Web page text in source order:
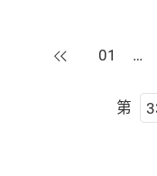
上一页
01 …
第